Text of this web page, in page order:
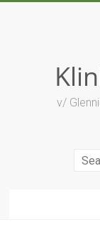
v/